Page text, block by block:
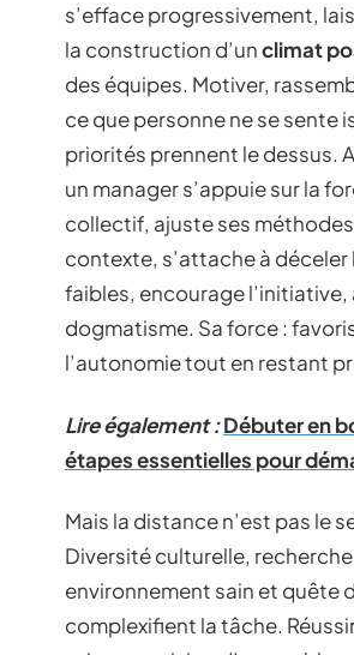
s’efface progressivement,
la construction d’unclimat
des équipes. Motiver,
ce que personne ne se sente
priorités prennent le dessus.
un manager s’appuie sur la
collectif, ajuste ses
contexte, s’attache à déceler
faibles, encourage l’initiative,
dogmatisme. Sa force :
l’autonomie tout en restant
Lire également :Débuter en
étapes essentielles pour
Mais la distance n’est pas le
Diversité culturelle, recherche
environnement sain et quête
complexifient la tâche.